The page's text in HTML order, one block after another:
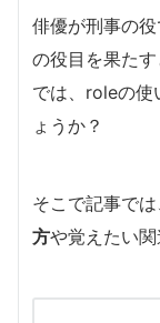
俳優が刑事の
の役目を果た
では、roleの使
ょうか？
そこで記事では
方や覚えたい関